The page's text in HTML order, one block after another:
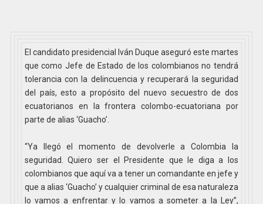
El candidato presidencial Iván Duque aseguró este martes
que como Jefe de Estado de los colombianos no tendrá
tolerancia con la delincuencia y recuperará la seguridad
del país, esto a propósito del nuevo secuestro de dos
ecuatorianos en la frontera colombo-ecuatoriana por
parte de alias ‘Guacho’.
“Ya llegó el momento de devolverle a Colombia la
seguridad. Quiero ser el Presidente que le diga a los
colombianos que aquí va a tener un comandante en jefe y
que a alias ‘Guacho’ y cualquier criminal de esa naturaleza
lo vamos a enfrentar y lo vamos a someter a la Ley”,